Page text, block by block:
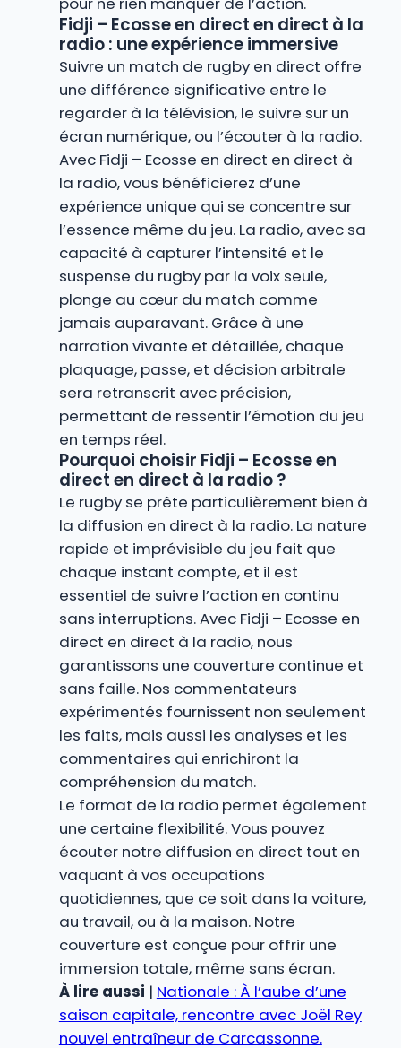
Fidji – Ecosse en direct en direct à la
radio : une expérience immersive
Suivre un match de rugby en direct offre
une différence significative entre le
regarder à la télévision, le suivre sur un
écran numérique, ou l’écouter à la radio.
Avec Fidji – Ecosse en direct en direct à
la radio, vous bénéficierez d’une
expérience unique qui se concentre sur
l’essence même du jeu. La radio, avec sa
capacité à capturer l’intensité et le
suspense du rugby par la voix seule,
plonge au cœur du match comme
jamais auparavant. Grâce à une
narration vivante et détaillée, chaque
plaquage, passe, et décision arbitrale
sera retranscrit avec précision,
permettant de ressentir l’émotion du jeu
en temps réel.
Pourquoi choisir Fidji – Ecosse en
direct en direct à la radio ?
Le rugby se prête particulièrement bien à
la diffusion en direct à la radio. La nature
rapide et imprévisible du jeu fait que
chaque instant compte, et il est
essentiel de suivre l’action en continu
sans interruptions. Avec Fidji – Ecosse en
direct en direct à la radio, nous
garantissons une couverture continue et
sans faille. Nos commentateurs
expérimentés fournissent non seulement
les faits, mais aussi les analyses et les
commentaires qui enrichiront la
compréhension du match.
Le format de la radio permet également
une certaine flexibilité. Vous pouvez
écouter notre diffusion en direct tout en
vaquant à vos occupations
quotidiennes, que ce soit dans la voiture,
au travail, ou à la maison. Notre
couverture est conçue pour offrir une
immersion totale, même sans écran.
À lire aussi | Nationale : À l’aube d’une
saison capitale, rencontre avec Joël Rey
nouvel entraîneur de Carcassonne.